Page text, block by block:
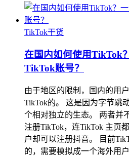
TikTok干货
在国内如何使用TikTok
TikTok账号？
由于地区的限制，国内的用
TikTok的。 这是因为字节跳
个相对独立的生态。 两者并
注册TikTok，连TikTok 主页
户却可以注册抖音。 目前
的，需要模拟成一个海外用